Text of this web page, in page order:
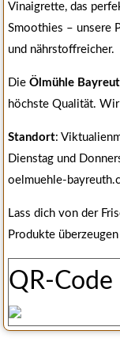
Vinaigrette, das
Smoothies – unsere
und nährstoffreicher.
Die Ölmühle
höchste Qualität.
Standort:
Dienstag und
oelmuehle-
Lass dich von der
Produkte
QR-Code